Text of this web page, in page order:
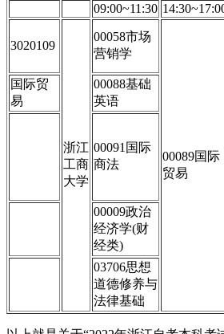
09:00~11:30
3020109
浙江
工商
大学
00058市场
营销学
00089国际
贸易
国际贸
易
00088基础
英语
00091国际
商法
00009政治
经济学(财
经类)
03706思想
道德修养与
法律基础